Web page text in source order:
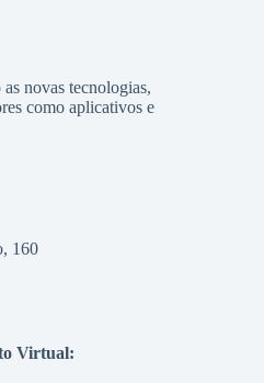
novas tecnologias,
como aplicativos e
160
Virtual: